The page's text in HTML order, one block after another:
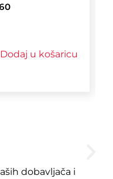
Dodaj u košaricu
dobavljača i